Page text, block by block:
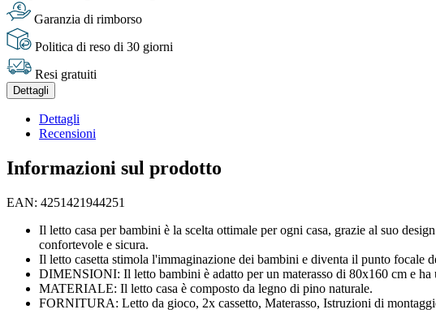
Garanzia di rimborso
Politica di reso di 30 giorni
Resi gratuiti
Dettagli
Dettagli
Recensioni
Informazioni sul prodotto
EAN: 4251421944251
Il letto casa per bambini è la scelta ottimale per ogni casa, grazie al suo
confortevole e sicura.
Il letto casetta stimola l'immaginazione dei bambini e diventa il punto focale
DIMENSIONI: Il letto bambini è adatto per un materasso di 80x160 cm e
MATERIALE: Il letto casa è composto da legno di pino naturale.
FORNITURA: Letto da gioco, 2x cassetto, Materasso, Istruzioni di